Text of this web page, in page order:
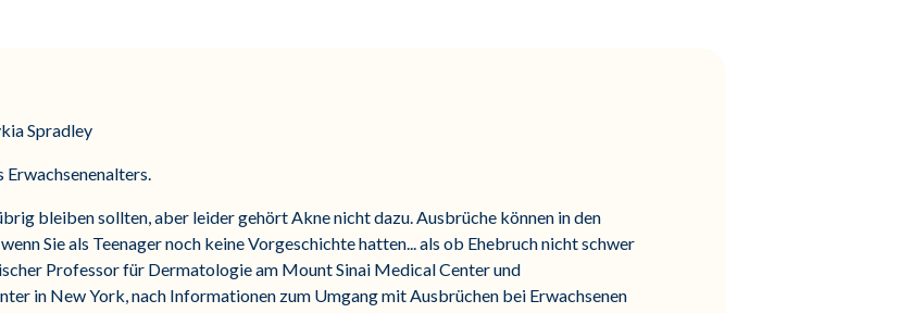
Spradley
bleiben sollten, aber leider gehört Akne nicht dazu. Ausbrüche können in den
Sie als Teenager noch keine Vorgeschichte hatten... als ob Ehebruch nicht schwer
Professor für Dermatologie am Mount Sinai Medical Center und
in New York, nach Informationen zum Umgang mit Ausbrüchen bei Erwachsenen